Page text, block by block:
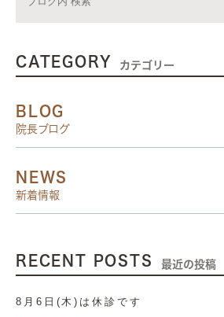
CATEGORY カテゴリー
BLOG
院長ブログ
NEWS
新着情報
RECENT POSTS 最近の投稿
8月6日(木)は休診です